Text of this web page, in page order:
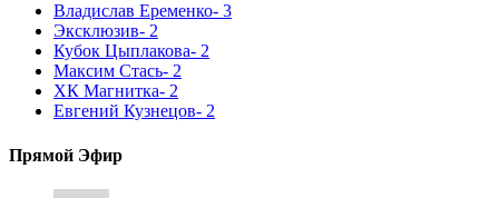
Владислав Еременко- 3
Эксклюзив- 2
Кубок Цыплакова- 2
Максим Стась- 2
ХК Магнитка- 2
Евгений Кузнецов- 2
Прямой Эфир